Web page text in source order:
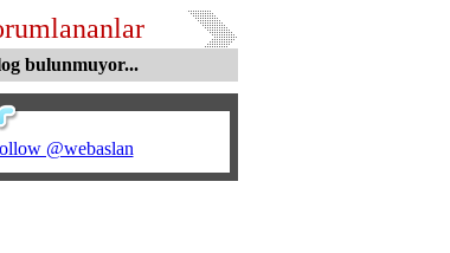
bulunmuyor...
@webaslan